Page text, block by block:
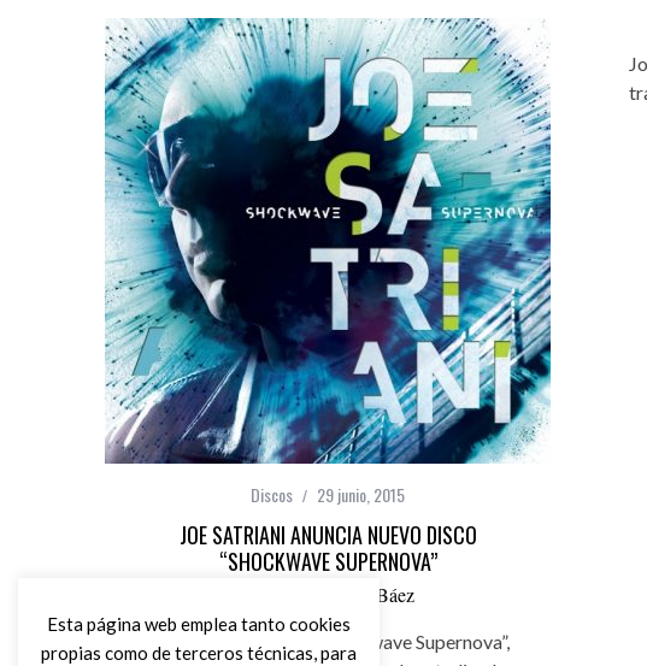
Discos 29 junio, 2015
JOE SATRIANI ANUNCIA NUEVO DISCO
“SHOCKWAVE SUPERNOVA”
Carlos Pérez Báez
Joe Satriani publica “Shockwave Supernova”,
Esta página web emplea tanto cookies
propias como de terceros técnicas, para